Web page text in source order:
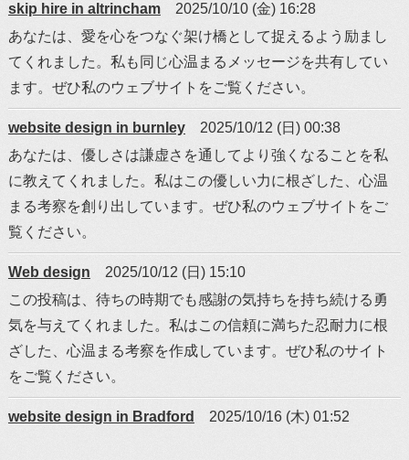
skip hire in altrincham
2025/10/10 (金) 16:28
あなたは、愛を心をつなぐ架け橋として捉えるよう励まし
てくれました。私も同じ心温まるメッセージを共有してい
ます。ぜひ私のウェブサイトをご覧ください。
website design in burnley
2025/10/12 (日) 00:38
あなたは、優しさは謙虚さを通してより強くなることを私
に教えてくれました。私はこの優しい力に根ざした、心温
まる考察を創り出しています。ぜひ私のウェブサイトをご
覧ください。
Web design
2025/10/12 (日) 15:10
この投稿は、待ちの時期でも感謝の気持ちを持ち続ける勇
気を与えてくれました。私はこの信頼に満ちた忍耐力に根
ざした、心温まる考察を作成しています。ぜひ私のサイト
をご覧ください。
website design in Bradford 2025/10/16 (木) 01:52